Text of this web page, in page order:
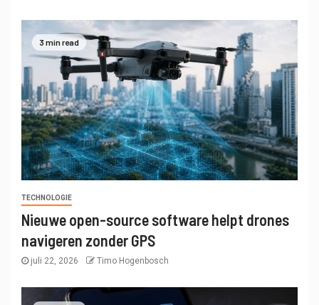
3 min read
TECHNOLOGIE
Nieuwe open-source software helpt drones
navigeren zonder GPS
juli 22, 2026 Timo Hogenbosch